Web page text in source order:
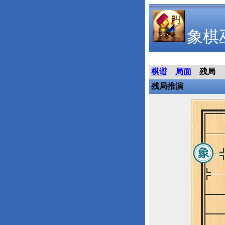
象棋
棋谱 局面
残局
残局推演